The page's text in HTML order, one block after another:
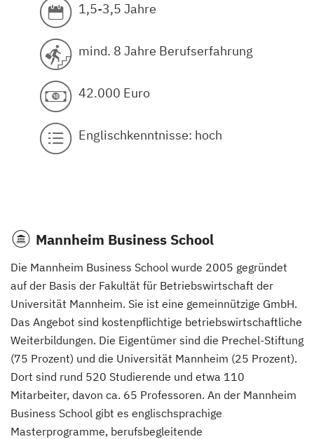
1,5-3,5 Jahre
mind. 8 Jahre Berufserfahrung
42.000 Euro
Englischkenntnisse: hoch
Mannheim Business School
Die Mannheim Business School wurde 2005 gegründet
auf der Basis der Fakultät für Betriebswirtschaft der
Universität Mannheim. Sie ist eine gemeinnützige GmbH.
Das Angebot sind kostenpflichtige betriebswirtschaftliche
Weiterbildungen. Die Eigentümer sind die Prechel-Stiftung
(75 Prozent) und die Universität Mannheim (25 Prozent).
Dort sind rund 520 Studierende und etwa 110
Mitarbeiter, davon ca. 65 Professoren. An der Mannheim
Business School gibt es englischsprachige
Masterprogramme, berufsbegleitende